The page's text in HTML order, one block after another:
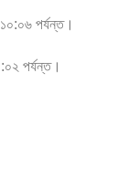
পর্যন্ত।
পর্যন্ত।